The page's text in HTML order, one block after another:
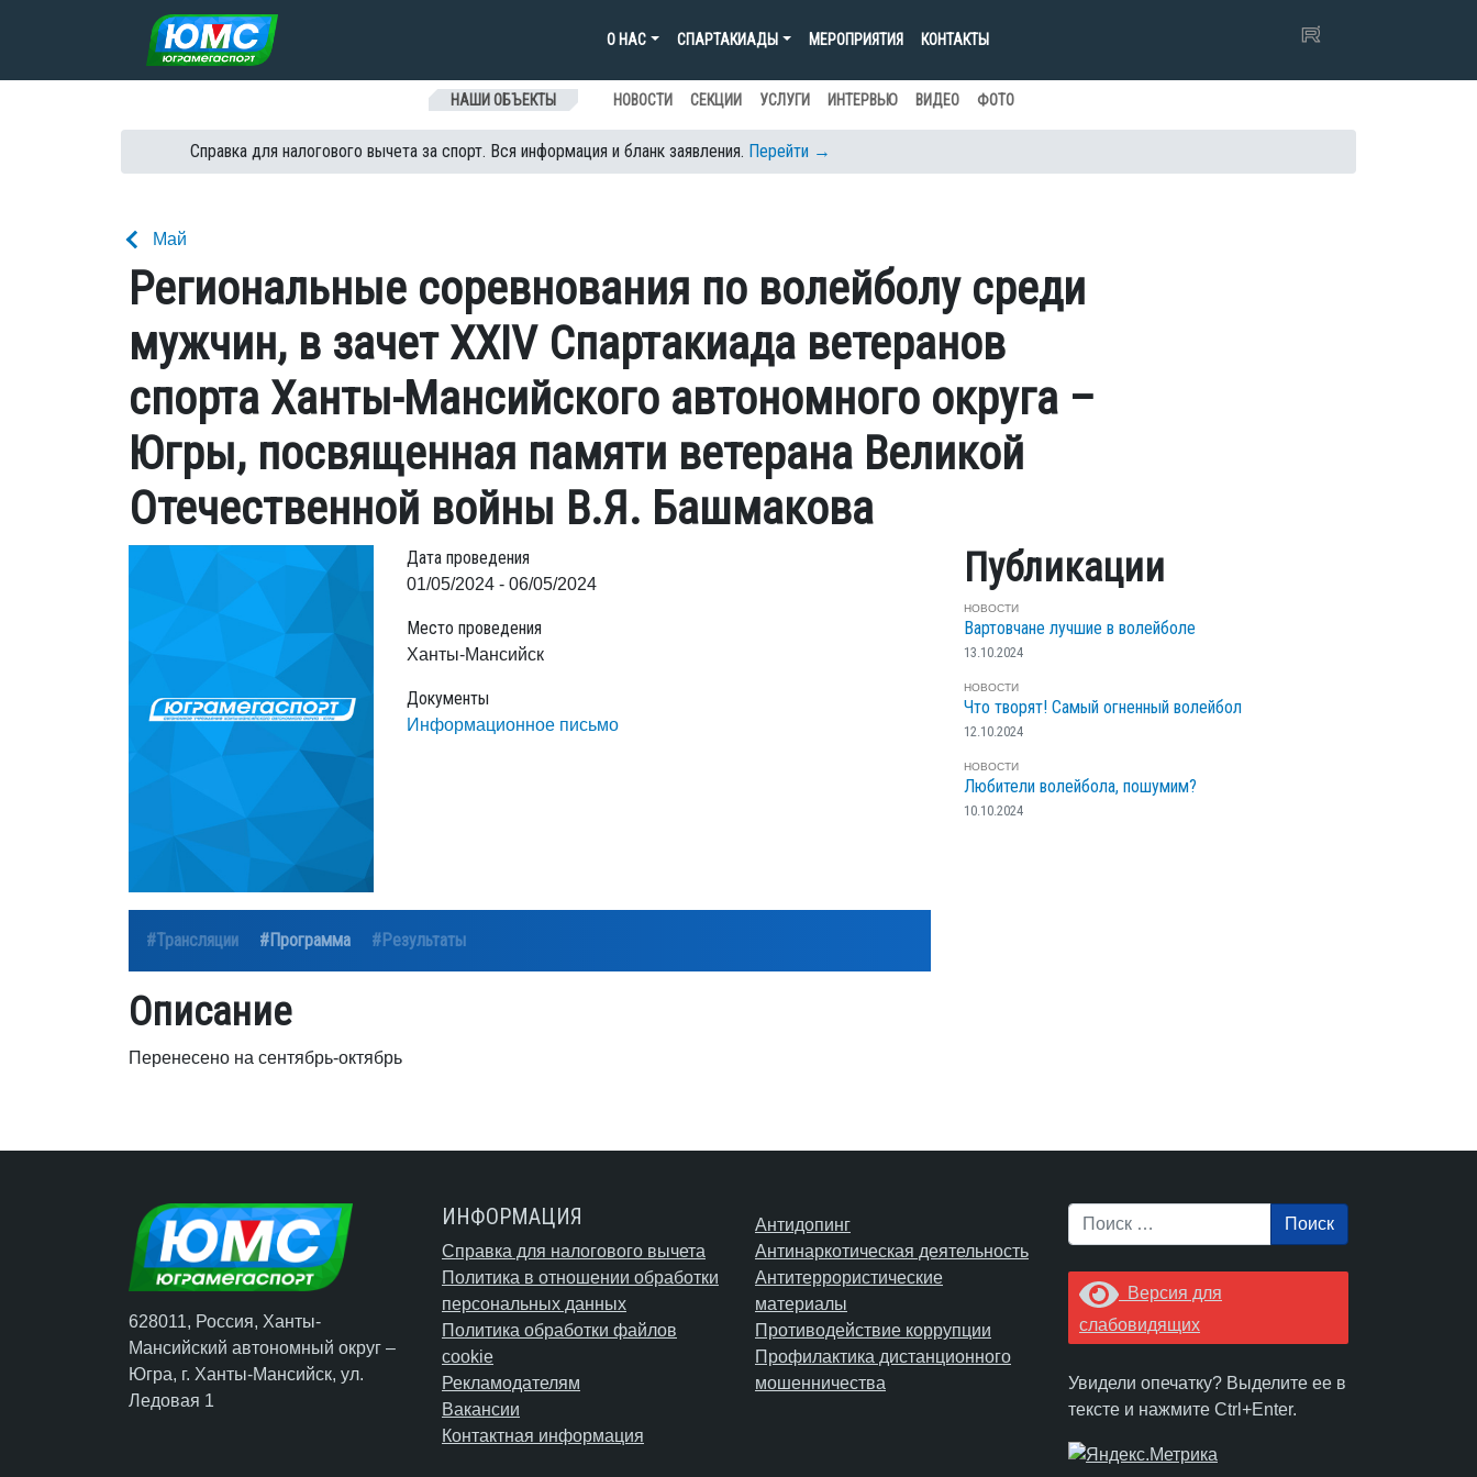
Перейти к содержанию
О НАС СПАРТАКИАДЫ МЕРОПРИЯТИЯ КОНТАКТЫ
НАШИ ОБЪЕКТЫ НОВОСТИ СЕКЦИИ УСЛУГИ ИНТЕРВЬЮ ВИДЕО ФОТО
Справка для налогового вычета за спорт. Вся информация и бланк заявления. Перейти →
Май
Региональные соревнования по волейболу среди
мужчин, в зачет XXIV Спартакиада ветеранов
спорта Ханты-Мансийского автономного округа –
Югры, посвященная памяти ветерана Великой
Отечественной войны В.Я. Башмакова
Дата проведения
01/05/2024 - 06/05/2024
Место проведения
Ханты-Мансийск
Документы
Информационное письмо
#Трансляции #Программа #Результаты
Описание
Перенесено на сентябрь-октябрь
Публикации
НОВОСТИ
Вартовчане лучшие в волейболе
13.10.2024
НОВОСТИ
Что творят! Самый огненный волейбол
12.10.2024
НОВОСТИ
Любители волейбола, пошумим?
10.10.2024
628011, Россия, Ханты-
Мансийский автономный округ –
Югра, г. Ханты-Мансийск, ул.
Ледовая 1
ИНФОРМАЦИЯ
Справка для налогового вычета
Политика в отношении обработки
персональных данных
Политика обработки файлов
cookie
Рекламодателям
Вакансии
Контактная информация
Антидопинг
Антинаркотическая деятельность
Антитеррористические
материалы
Противодействие коррупции
Профилактика дистанционного
мошенничества
Поиск
Версия для
слабовидящих
Увидели опечатку? Выделите ее в
тексте и нажмите Ctrl+Enter.